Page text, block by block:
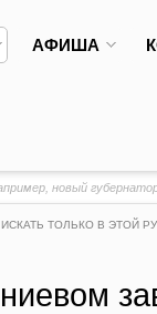
АФИША
ИСКАТЬ ТОЛЬКО В ЭТОЙ